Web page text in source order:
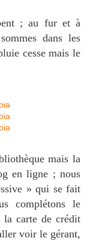
; au fur et à
dans les
cesse mais le
mais la
en ligne ; nous
» qui se fait
complétons le
la carte de crédit
voir le gérant,